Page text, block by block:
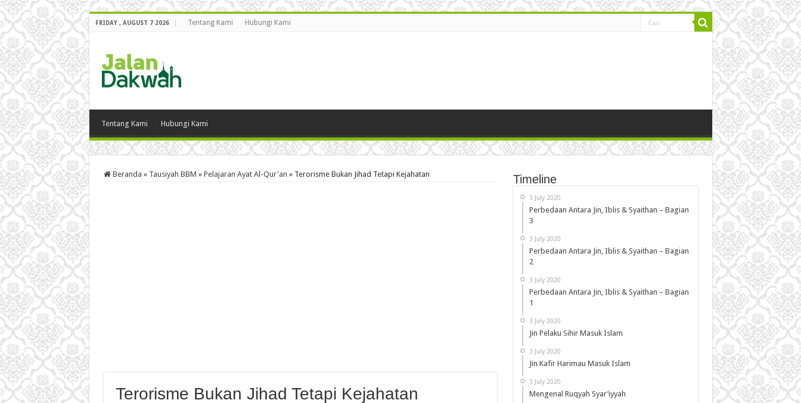
FRIDAY , AUGUST 7 2026 Tentang Kami Hubungi Kami
Tentang Kami Hubungi Kami
Beranda » Tausiyah BBM » Pelajaran Ayat Al-Qur'an » Terorisme Bukan Jihad Tetapi Kejahatan
Terorisme Bukan Jihad Tetapi Kejahatan
Timeline
3 July 2020
Perbedaan Antara Jin, Iblis & Syaithan – Bagian
3
3 July 2020
Perbedaan Antara Jin, Iblis & Syaithan – Bagian
2
3 July 2020
Perbedaan Antara Jin, Iblis & Syaithan – Bagian
1
3 July 2020
Jin Pelaku Sihir Masuk Islam
3 July 2020
Jin Kafir Harimau Masuk Islam
3 July 2020
Mengenal Ruqyah Syar’iyyah